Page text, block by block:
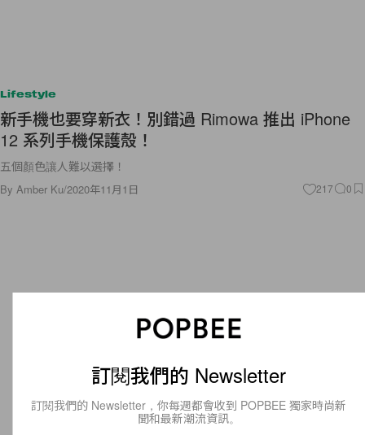
Lifestyle
新手機也要穿新衣！別錯過 Rimowa 推出 iPhone
12 系列手機保護殼！
五個顏色讓人難以選擇！
By Amber Ku/2020年11月1日 217 0
訂閱我們的 Newsletter
訂閱我們的 Newsletter，你每週都會收到 POPBEE 獨家時尚新
聞和最新潮流資訊。